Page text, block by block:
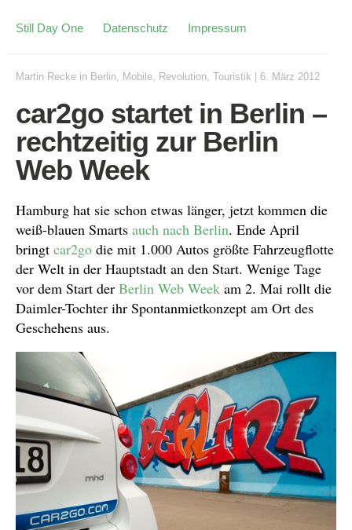
Still Day One Datenschutz Impressum
Martin Recke in Berlin, Mobile, Revolution, Touristik 6. März 2012
car2go startet in Berlin –
rechtzeitig zur Berlin
Web Week
Hamburg hat sie schon etwas länger, jetzt kommen die
weiß-blauen Smarts auch nach Berlin. Ende April
bringt car2go die mit 1.000 Autos größte Fahrzeugflotte
der Welt in der Hauptstadt an den Start. Wenige Tage
vor dem Start der Berlin Web Week am 2. Mai rollt die
Daimler-Tochter ihr Spontanmietkonzept am Ort des
Geschehens aus.